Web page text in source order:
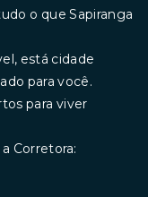
o que Sapiranga
está cidade
para você.
para viver
Corretora: